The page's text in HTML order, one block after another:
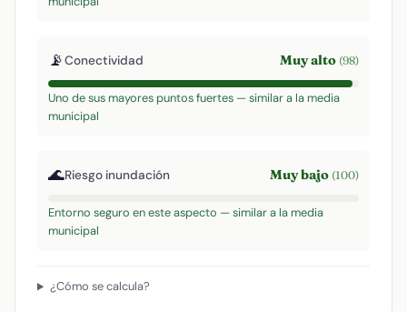
📡Conectividad Muy alto (98)
Uno de sus mayores puntos fuertes — similar a la media
municipal
🌊Riesgo inundación Muy bajo (100)
Entorno seguro en este aspecto — similar a la media
municipal
¿Cómo se calcula?